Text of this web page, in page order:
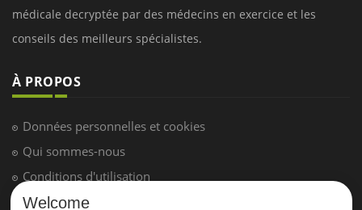
médicale decryptée par des médecins en exercice et les
conseils des meilleurs spécialistes.
À PROPOS
Données personnelles et cookies
Qui sommes-nous
Conditions d'utilisation
Plan du site
Welcome